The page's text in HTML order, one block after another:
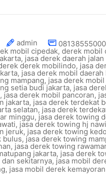
admin
mobil cipedak, derek mobil
, jasa derek daerah
derek mobilindo, jasa
, jasa derek mobil daerah
mampang, jasa derek
setia budi jakarta, jasa
, jasa derek mobil pancoran,
jakarta, jasa derek terdekat
selatan, jasa derek
minggu, jasa derek towing
, jasa derek towing hj
jeruk, jasa derek towing
bulus, jasa derek towing
, jasa derek towing
jakarta, jasa derek
sekitarnya, jasa mobil
, jasa mobil derek kemayoran